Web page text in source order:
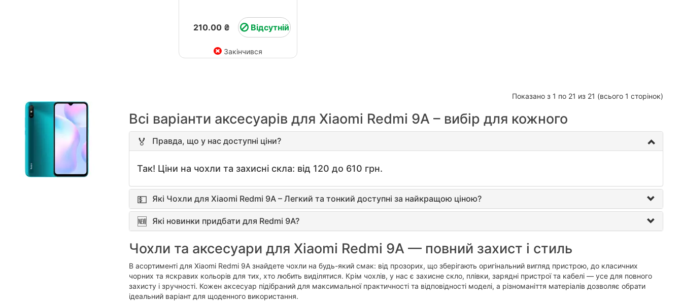
210.00 ₴ Відсутній
Закінчився
Показано з 1 по 21 из 21 (всього 1 сторінок)
Всі варіанти аксесуарів для Xiaomi Redmi 9A – вибір для кожного
Правда, що у нас доступні ціни?
Так! Ціни на чохли та захисні скла: від 120 до 610 грн.
Які Чохли для Xiaomi Redmi 9A – Легкий та тонкий доступні за найкращою ціною?
Які новинки придбати для Redmi 9A?
Чохли та аксесуари для Xiaomi Redmi 9A — повний захист і стиль
В асортименті для Xiaomi Redmi 9A знайдете чохли на будь-який смак: від прозорих, що зберігають оригінальний вигляд пристрою, до класичних
чорних та яскравих кольорів для тих, хто любить виділятися. Крім чохлів, у нас є захисне скло, плівки, зарядні пристрої та кабелі — усе для повного
захисту і зручності. Кожен аксесуар підібраний для максимальної практичності та відповідності моделі, а різноманіття матеріалів дозволяє обрати
ідеальний варіант для щоденного використання.